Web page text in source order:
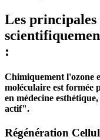
Les
:
Chimiquement l'ozone
moléculaire est formée
en médecine
actif".
Régénération